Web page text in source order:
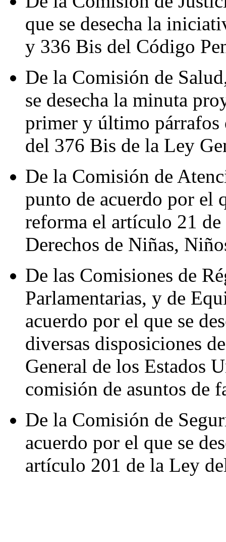
que se desecha la
y 336 Bis del Código
De la Comisión de
se desecha la minuta
primer y último
del 376 Bis de la Ley
De la Comisión de
punto de acuerdo por el
reforma el artículo 21
Derechos de Niñas,
De las Comisiones de
Parlamentarias, y de
acuerdo por el que se
diversas disposiciones
General de los Estados
comisión de asuntos de
De la Comisión de
acuerdo por el que se
artículo 201 de la Ley